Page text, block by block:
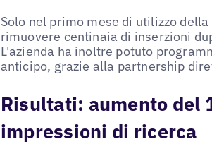
Solo nel primo mese di utilizzo
rimuovere centinaia di inserzioni
L'azienda ha inoltre potuto
anticipo, grazie alla partnership
Risultati: aumento del
impressioni di ricerca